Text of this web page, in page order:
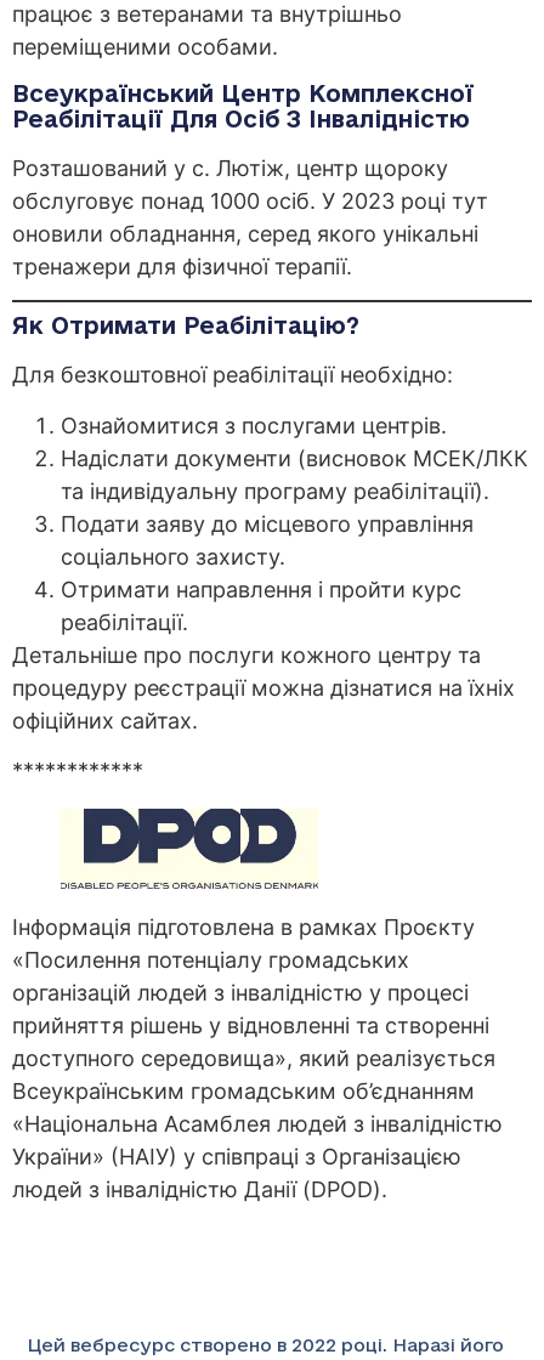
працює з ветеранами та внутрішньо
переміщеними особами.
Всеукраїнський Центр Комплексної
Реабілітації Для Осіб З Інвалідністю
Розташований у с. Лютіж, центр щороку
обслуговує понад 1000 осіб. У 2023 році тут
оновили обладнання, серед якого унікальні
тренажери для фізичної терапії.
Як Отримати Реабілітацію?
Для безкоштовної реабілітації необхідно:
Ознайомитися з послугами центрів.
Надіслати документи (висновок МСЕК/ЛКК
та індивідуальну програму реабілітації).
Подати заяву до місцевого управління
соціального захисту.
Отримати направлення і пройти курс
реабілітації.
Детальніше про послуги кожного центру та
процедуру реєстрації можна дізнатися на їхніх
офіційних сайтах.
************
Інформація підготовлена в рамках Проєкту
«Посилення потенціалу громадських
організацій людей з інвалідністю у процесі
прийняття рішень у відновленні та створенні
доступного середовища», який реалізується
Всеукраїнським громадським об’єднанням
«Національна Асамблея людей з інвалідністю
України» (НАІУ) у співпраці з Організацією
людей з інвалідністю Данії (DPOD).
Цей вебресурс створено в 2022 році. Наразі його